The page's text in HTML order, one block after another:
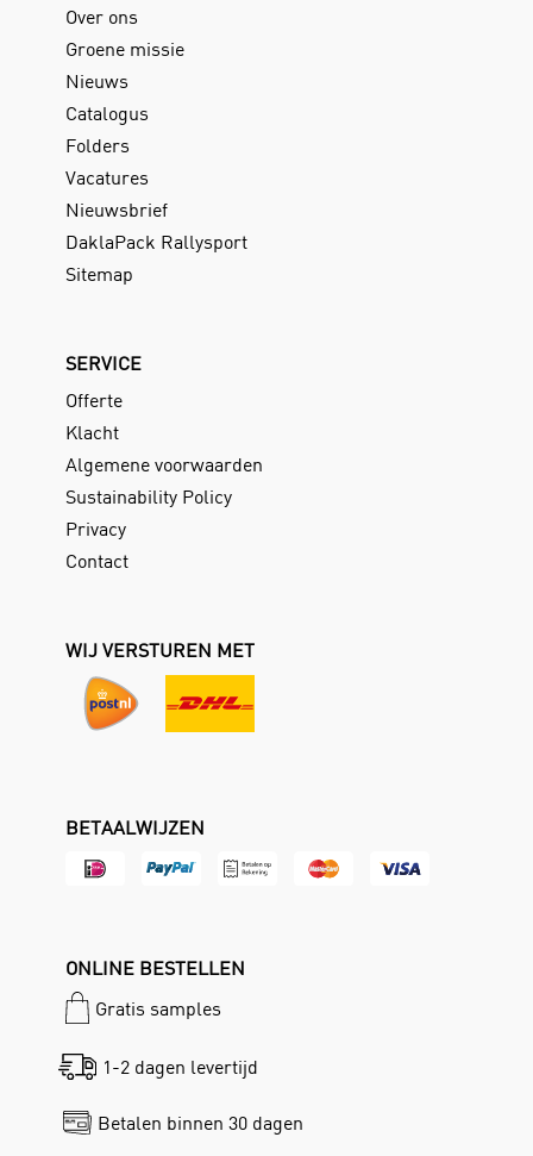
Over ons
Groene missie
Nieuws
Catalogus
Folders
Vacatures
Nieuwsbrief
DaklaPack Rallysport
Sitemap
SERVICE
Offerte
Klacht
Algemene voorwaarden
Sustainability Policy
Privacy
Contact
WIJ VERSTUREN MET
BETAALWIJZEN
ONLINE BESTELLEN
Gratis samples
1-2 dagen levertijd
Betalen binnen 30 dagen